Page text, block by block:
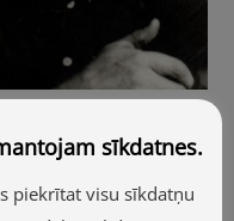
“Senpilī”
sīkdatnes.
piekrītat visu sīkdatņu